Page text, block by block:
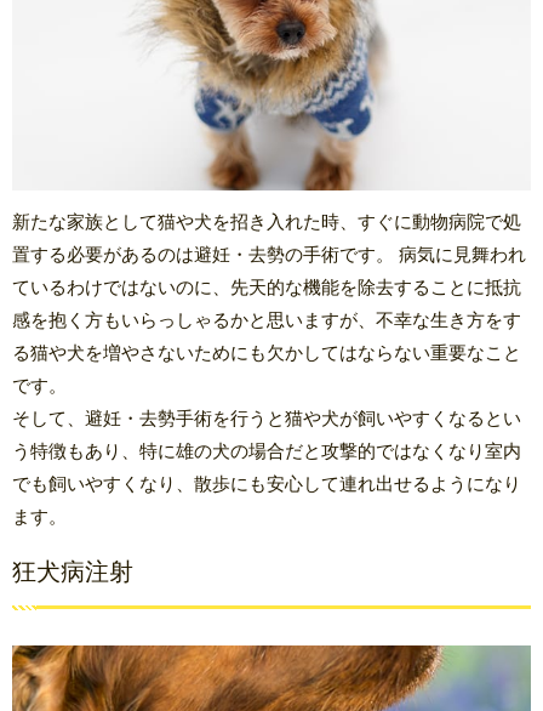
新たな家族として猫や犬を招き入れた時、すぐに動物病院で処
置する必要があるのは避妊・去勢の手術です。 病気に見舞われ
ているわけではないのに、先天的な機能を除去することに抵抗
感を抱く方もいらっしゃるかと思いますが、不幸な生き方をす
る猫や犬を増やさないためにも欠かしてはならない重要なこと
です。
そして、避妊・去勢手術を行うと猫や犬が飼いやすくなるとい
う特徴もあり、特に雄の犬の場合だと攻撃的ではなくなり室内
でも飼いやすくなり、散歩にも安心して連れ出せるようになり
ます。
狂犬病注射